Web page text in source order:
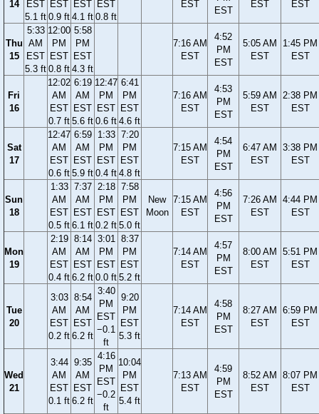
14
EST
5.1 ft
EST
0.9 ft
EST
4.1 ft
EST
0.8 ft
EST
EST
EST
EST
Thu
15
5:33
AM
EST
5.3 ft
12:00
PM
EST
0.8 ft
5:58
PM
EST
4.3 ft
7:16 AM
EST
4:52
PM
EST
5:05 AM
EST
1:45 PM
EST
Fri
16
12:02
AM
EST
0.7 ft
6:19
AM
EST
5.6 ft
12:47
PM
EST
0.6 ft
6:41
PM
EST
4.6 ft
7:16 AM
EST
4:53
PM
EST
5:59 AM
EST
2:38 PM
EST
Sat
17
12:47
AM
EST
0.6 ft
6:59
AM
EST
5.9 ft
1:33
PM
EST
0.4 ft
7:20
PM
EST
4.8 ft
7:15 AM
EST
4:54
PM
EST
6:47 AM
EST
3:38 PM
EST
Sun
18
1:33
AM
EST
0.5 ft
7:37
AM
EST
6.1 ft
2:18
PM
EST
0.2 ft
7:58
PM
EST
5.0 ft
New
Moon
7:15 AM
EST
4:56
PM
EST
7:26 AM
EST
4:44 PM
EST
Mon
19
2:19
AM
EST
0.4 ft
8:14
AM
EST
6.2 ft
3:01
PM
EST
0.0 ft
8:37
PM
EST
5.2 ft
7:14 AM
EST
4:57
PM
EST
8:00 AM
EST
5:51 PM
EST
Tue
20
3:03
AM
EST
0.2 ft
8:54
AM
EST
6.2 ft
3:40
PM
EST
−0.1
ft
9:20
PM
EST
5.3 ft
7:14 AM
EST
4:58
PM
EST
8:27 AM
EST
6:59 PM
EST
Wed
21
3:44
AM
EST
0.1 ft
9:35
AM
EST
6.2 ft
4:16
PM
EST
−0.2
ft
10:04
PM
EST
5.4 ft
7:13 AM
EST
4:59
PM
EST
8:52 AM
EST
8:07 PM
EST